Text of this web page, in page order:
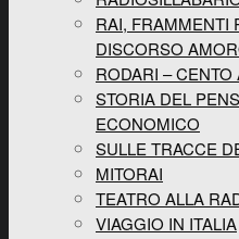
RAI, FRAMMENTI
DISCORSO
RODARI – CENTO
STORIA DEL
ECONOMICO
SULLE TRACCE
MITORAI
TEATRO ALLA
VIAGGIO IN ITALIA